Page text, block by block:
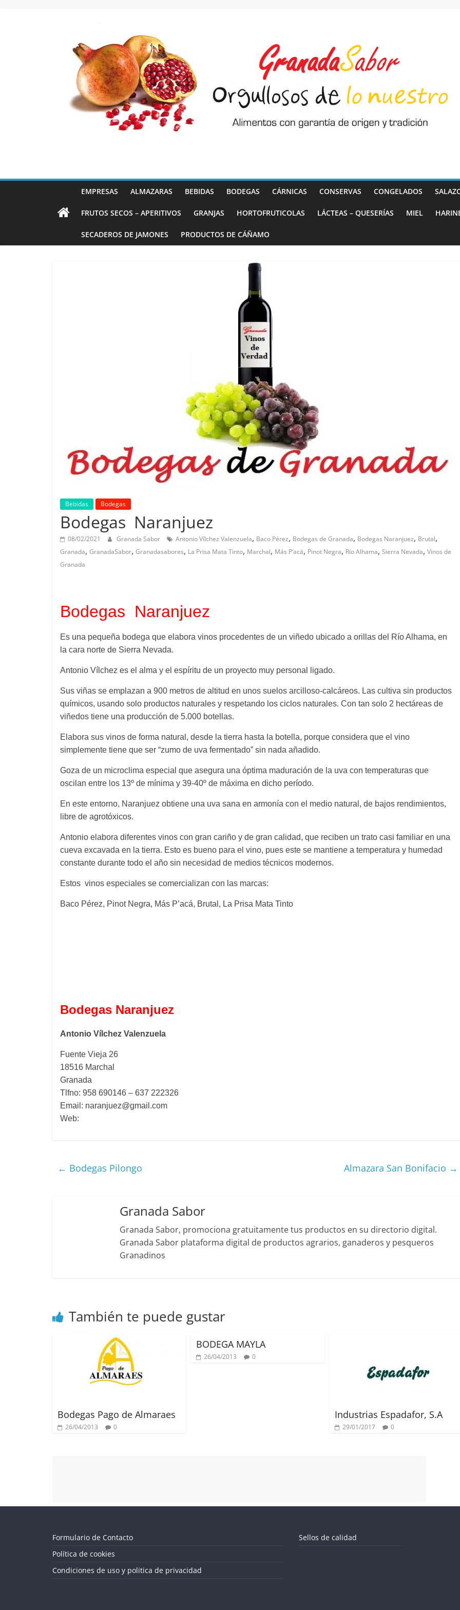
EMPRESAS ALMAZARAS BEBIDAS BODEGAS CÁRNICAS CONSERVAS CONGELADOS
FRUTOS SECOS – APERITIVOS GRANJAS HORTOFRUTICOLAS LÁCTEAS – QUESERÍAS MIEL
SECADEROS DE JAMONES PRODUCTOS DE CÁÑAMO
Bebidas Bodegas
Bodegas Naranjuez
08/02/2021 Granada Sabor Antonio Vílchez Valenzuela, Baco Pérez, Bodegas de Granada, Bodegas Naranjuez, Brutal,
Granada, GranadaSabor, Granadasabores, La Prisa Mata Tinto, Marchal, Más P’acá, Pinot Negra, Río Alhama, Sierra Nevada, Vinos de
Granada
Bodegas Naranjuez
Es una pequeña bodega que elabora vinos procedentes de un viñedo ubicado a orillas del Río Alhama, en
la cara norte de Sierra Nevada.
Antonio Vílchez es el alma y el espíritu de un proyecto muy personal ligado.
Sus viñas se emplazan a 900 metros de altitud en unos suelos arcilloso-calcáreos. Las cultiva sin productos
químicos, usando solo productos naturales y respetando los ciclos naturales. Con tan solo 2 hectáreas de
viñedos tiene una producción de 5.000 botellas.
Elabora sus vinos de forma natural, desde la tierra hasta la botella, porque considera que el vino
simplemente tiene que ser “zumo de uva fermentado” sin nada añadido.
Goza de un microclima especial que asegura una óptima maduración de la uva con temperaturas que
oscilan entre los 13º de mínima y 39-40º de máxima en dicho período.
En este entorno, Naranjuez obtiene una uva sana en armonía con el medio natural, de bajos rendimientos,
libre de agrotóxicos.
Antonio elabora diferentes vinos con gran cariño y de gran calidad, que reciben un trato casi familiar en una
cueva excavada en la tierra. Esto es bueno para el vino, pues este se mantiene a temperatura y humedad
constante durante todo el año sin necesidad de medios técnicos modernos.
Estos vinos especiales se comercializan con las marcas:
Baco Pérez, Pinot Negra, Más P’acá, Brutal, La Prisa Mata Tinto
Bodegas Naranjuez
Antonio Vílchez Valenzuela
Fuente Vieja 26
18516 Marchal
Granada
Tlfno: 958 690146 – 637 222326
Email: naranjuez@gmail.com
Web:
← Bodegas Pilongo Almazara San Bonifacio →
Granada Sabor
Granada Sabor, promociona gratuitamente tus productos en su directorio digital.
Granada Sabor plataforma digital de productos agrarios, ganaderos y pesqueros
Granadinos
También te puede gustar
Bodegas Pago de Almaraes
26/04/2013 0
BODEGA MAYLA
26/04/2013 0
Industrias Espadafor, S.A
29/01/2017 0
Panadería Artesana Diego
Fernández e hijos
Granada Sabor
Formulario de Contacto
Política de cookies
Condiciones de uso y politica de privacidad
Sellos de calidad